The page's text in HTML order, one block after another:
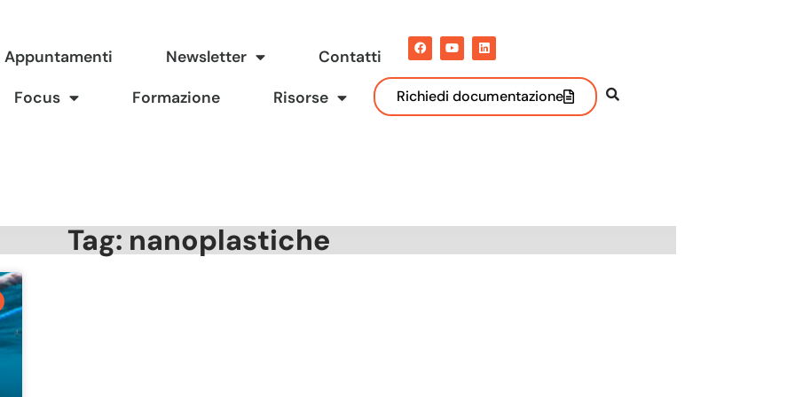
Appuntamenti Newsletter Contatti
Focus Formazione Risorse Richiedi documentazione
Tag: nanoplastiche